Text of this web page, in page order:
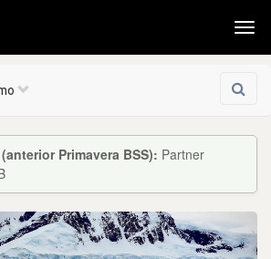
Primavera BSS): Partner